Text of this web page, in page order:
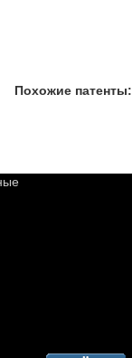
Похожие патенты: